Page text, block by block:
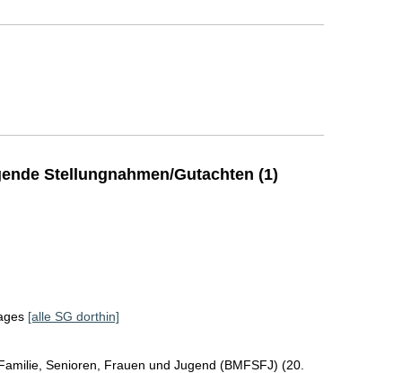
Stellungnahmen/Gutachten (1)
[alle SG dorthin]
Senioren, Frauen und Jugend (BMFSFJ) (20.